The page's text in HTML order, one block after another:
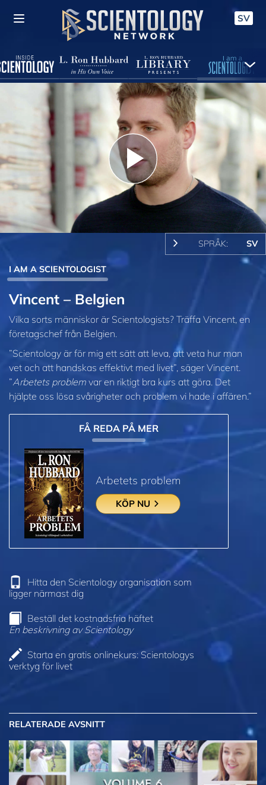
SV
Play
Video
SPRÅK: SV
I AM A SCIENTOLOGIST
Vincent – Belgien
Vilka sorts människor är Scientologists? Träffa Vincent, en
företagschef från Belgien.
”Scientology är för mig ett sätt att leva, att veta hur man
vet och att handskas effektivt med livet”, säger Vincent.
”Arbetets problem var en riktigt bra kurs att göra. Det
hjälpte oss lösa svårigheter och problem vi hade i affären.”
FÅ REDA PÅ MER
Arbetets problem
KÖP NU
Hitta den Scientology organisation som
ligger närmast dig
Beställ det kostnadsfria häftet
En beskrivning av Scientology
Starta en gratis onlinekurs: Scientologys
verktyg för livet
RELATERADE AVSNITT